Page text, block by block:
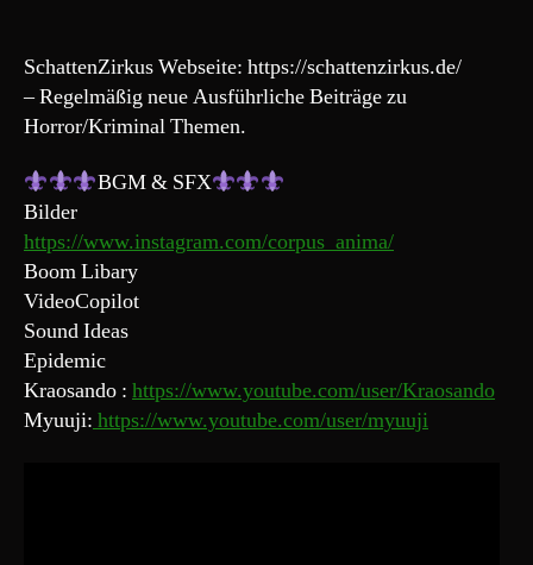
SchattenZirkus Webseite: https://schattenzirkus.de/
– Regelmäßig neue Ausführliche Beiträge zu
Horror/Kriminal Themen.
BGM & SFX
Bilder
https://www.instagram.com/corpus_anima/
Boom Libary
VideoCopilot
Sound Ideas
Epidemic
Kraosando : https://www.youtube.com/user/Kraosando
Myuuji: https://www.youtube.com/user/myuuji